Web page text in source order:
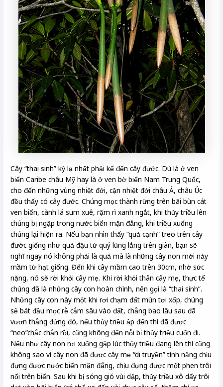
Cây “thai sinh” kỳ lạ nhất phải kể đến cây đước. Dù là ở ven
biển Caribe châu Mỹ hay là ở ven bờ biển Nam Trung Quốc,
cho đến những vùng nhiệt đới, cận nhiệt đới châu Á, châu Úc
đều thấy có cây đước. Chúng mọc thành rừng trên bãi bùn cát
ven biển, cành lá sum xuê, rậm rì xanh ngắt, khi thủy triều lên
chúng bị ngập trong nước biển mặn đắng, khi triều xuống
chúng lại hiện ra. Nếu bạn nhìn thấy “quả cạnh” treo trên cây
đước giống như quả đậu tứ quý lủng lẳng trên giàn, bạn sẽ
nghĩ ngay nó không phải là quả mà là những cây non mới nảy
mầm từ hạt giống. Đến khi cây mầm cao trên 30cm, nhờ sức
nặng, nó sẽ rời khỏi cây mẹ. Khi rời khỏi thân cây mẹ, thực tế
chúng đã là những cây con hoàn chỉnh, nên gọi là “thai sinh”.
Những cây con này một khi rơi chạm đất mùn tơi xốp, chúng
sẽ bát đầu mọc rễ cắm sâu vào đất, chẳng bao lâu sau đã
vươn thẳng đứng đó, nếu thủy triều ập đến thì đã được
“neo”chắc chắn rồi, cũng không đến nỗi bị thủy triều cuốn đi.
Nếu như cây non rơi xuống gặp lúc thủy triều đang lên thì cũng
không sao vì cây non đã được cây mẹ “di truyền” tính năng chịu
đựng được nước biển mặn đắng, chịu đựng được một phen trôi
nổi trên biển. Sau khi bị sóng gió vùi dập, thủy triều xô dẩy trôi